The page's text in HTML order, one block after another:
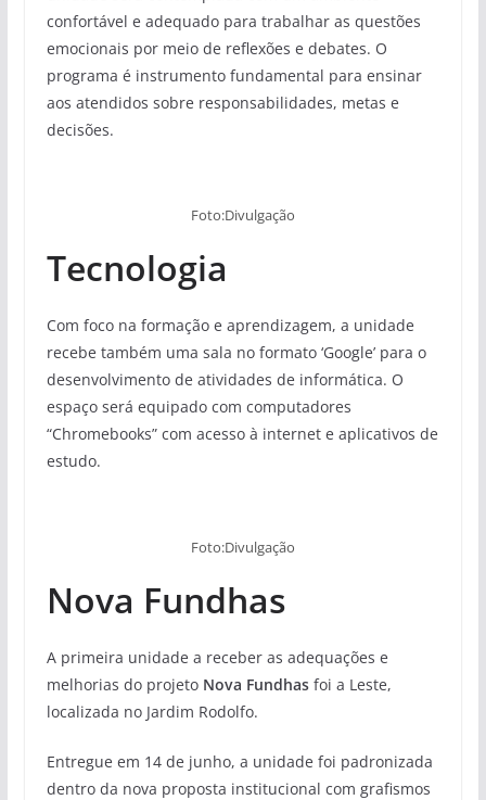
confortável e adequado para trabalhar as questões
emocionais por meio de reflexões e debates. O
programa é instrumento fundamental para ensinar
aos atendidos sobre responsabilidades, metas e
decisões.
Foto:Divulgação
Tecnologia
Com foco na formação e aprendizagem, a unidade
recebe também uma sala no formato ‘Google’ para o
desenvolvimento de atividades de informática. O
espaço será equipado com computadores
“Chromebooks” com acesso à internet e aplicativos de
estudo.
Foto:Divulgação
Nova Fundhas
A primeira unidade a receber as adequações e
melhorias do projetoNova Fundhasfoi a Leste,
localizada no Jardim Rodolfo.
Entregue em 14 de junho, a unidade foi padronizada
dentro da nova proposta institucional com grafismos